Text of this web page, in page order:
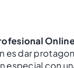
es dar
especial con